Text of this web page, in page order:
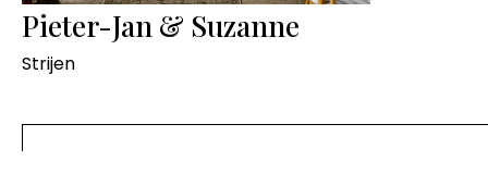
Pieter-Jan & Suzanne
Strijen